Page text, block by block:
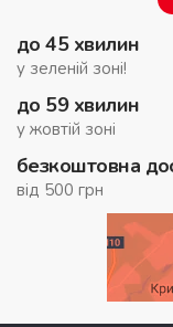
до 45 хвилин
у зеленій зоні!
до 59 хвилин
у жовтій зоні
безкоштовна
від 500 грн